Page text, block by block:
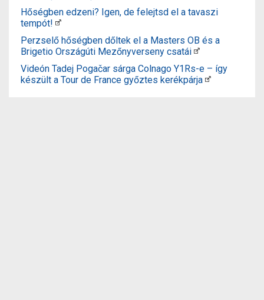
Hőségben edzeni? Igen, de felejtsd el a tavaszi
tempót!
Perzselő hőségben dőltek el a Masters OB és a
Brigetio Országúti Mezőnyverseny csatái
Videón Tadej Pogačar sárga Colnago Y1Rs-e – így
készült a Tour de France győztes kerékpárja